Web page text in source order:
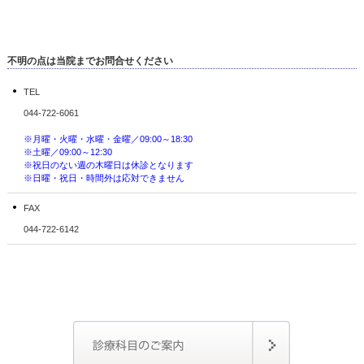
不明の点は当院までお問合せください
TEL
044-722-6061
※月曜・火曜・水曜・金曜／09:00～18:30
※土曜／09:00～12:30
※祝日のない週の木曜日は休診となります
※日曜・祝日・時間外は応対できません
FAX
044-722-6142